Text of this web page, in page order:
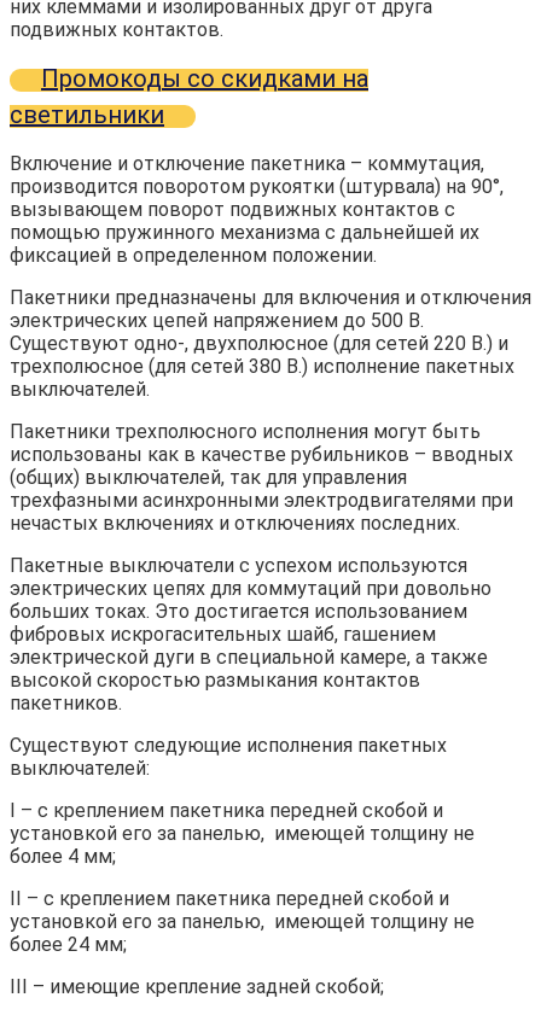
них клеммами и изолированных друг от друга
подвижных контактов.
Промокоды со скидками на
светильники
Включение и отключение пакетника – коммутация,
производится поворотом рукоятки (штурвала) на 90°,
вызывающем поворот подвижных контактов с
помощью пружинного механизма с дальнейшей их
фиксацией в определенном положении.
Пакетники предназначены для включения и отключения
электрических цепей напряжением до 500 В.
Существуют одно-, двухполюсное (для сетей 220 В.) и
трехполюсное (для сетей 380 В.) исполнение пакетных
выключателей.
Пакетники трехполюсного исполнения могут быть
использованы как в качестве рубильников – вводных
(общих) выключателей, так для управления
трехфазными асинхронными электродвигателями при
нечастых включениях и отключениях последних.
Пакетные выключатели с успехом используются
электрических цепях для коммутаций при довольно
больших токах. Это достигается использованием
фибровых искрогасительных шайб, гашением
электрической дуги в специальной камере, а также
высокой скоростью размыкания контактов
пакетников.
Существуют следующие исполнения пакетных
выключателей:
I – с креплением пакетника передней скобой и
установкой его за панелью, имеющей толщину не
более 4 мм;
II – с креплением пакетника передней скобой и
установкой его за панелью, имеющей толщину не
более 24 мм;
III – имеющие крепление задней скобой;